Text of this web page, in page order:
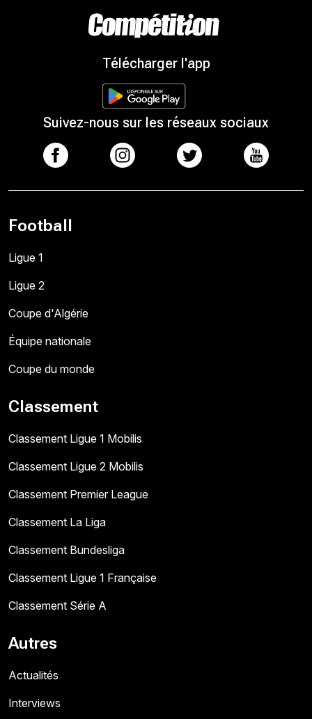
Télécharger l'app
Suivez-nous sur les réseaux sociaux
Football
Ligue 1
Ligue 2
Coupe d'Algérie
Équipe nationale
Coupe du monde
Classement
Classement Ligue 1 Mobilis
Classement Ligue 2 Mobilis
Classement Premier League
Classement La Liga
Classement Bundesliga
Classement Ligue 1 Française
Classement Série A
Autres
Actualités
Interviews